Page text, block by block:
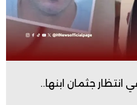
انتظار جثمان ابنها..